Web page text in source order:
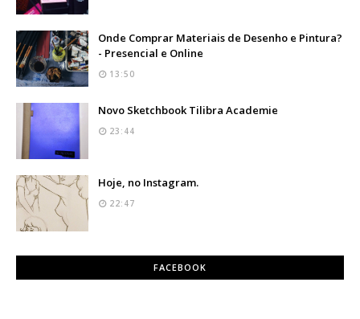
Onde Comprar Materiais de Desenho e Pintura?
- Presencial e Online
13:50
Novo Sketchbook Tilibra Academie
23:44
Hoje, no Instagram.
22:47
FACEBOOK